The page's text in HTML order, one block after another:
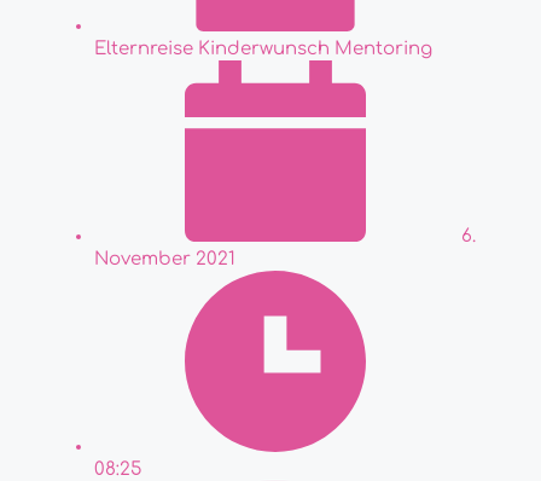
Elternreise Kinderwunsch Mentoring
6.
November 2021
08:25